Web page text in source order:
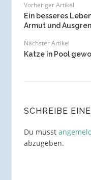
Vorheriger Artikel
Ein besseres
Armut und
Nächster Artikel
Katze in Pool
SCHREIBE
Du musst
abzugeben.